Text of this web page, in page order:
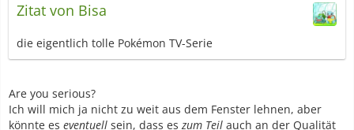
Zitat von Bisa
die eigentlich tolle Pokémon TV-Serie
Are you serious?
Ich will mich ja nicht zu weit aus dem Fenster lehnen, aber
könnte es eventuell sein, dass es zum Teil auch an der Qualität